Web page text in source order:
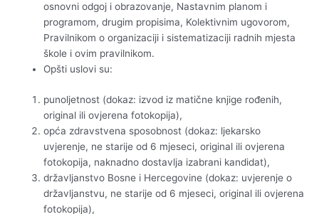
osnovni odgoj i obrazovanje, Nastavnim planom i
programom, drugim propisima, Kolektivnim ugovorom,
Pravilnikom o organizaciji i sistematizaciji radnih mjesta
škole i ovim pravilnikom.
Opšti uslovi su:
punoljetnost (dokaz: izvod iz matične knjige rođenih,
original ili ovjerena fotokopija),
opća zdravstvena sposobnost (dokaz: ljekarsko
uvjerenje, ne starije od 6 mjeseci, original ili ovjerena
fotokopija, naknadno dostavlja izabrani kandidat),
državljanstvo Bosne i Hercegovine (dokaz: uvjerenje o
državljanstvu, ne starije od 6 mjeseci, original ili ovjerena
fotokopija),